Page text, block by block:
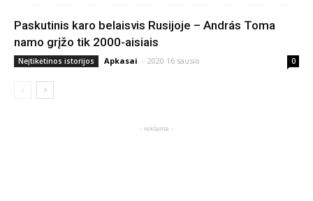
Paskutinis karo belaisvis Rusijoje – András Toma
namo grįžo tik 2000-aisiais
Neįtikėtinos istorijos Apkasai - 2020 16 sausio 0
- reklama -